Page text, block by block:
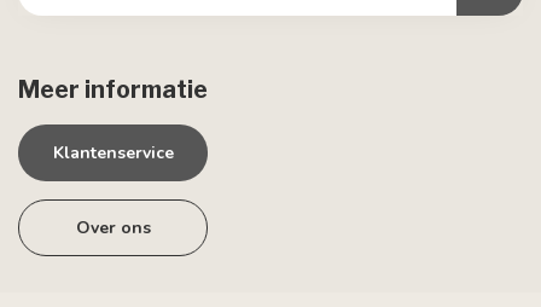
Meer informatie
Klantenservice
Over ons